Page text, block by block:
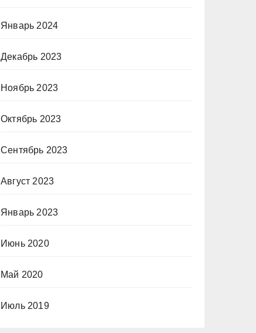
Январь 2024
Декабрь 2023
Ноябрь 2023
Октябрь 2023
Сентябрь 2023
Август 2023
Январь 2023
Июнь 2020
Май 2020
Июль 2019